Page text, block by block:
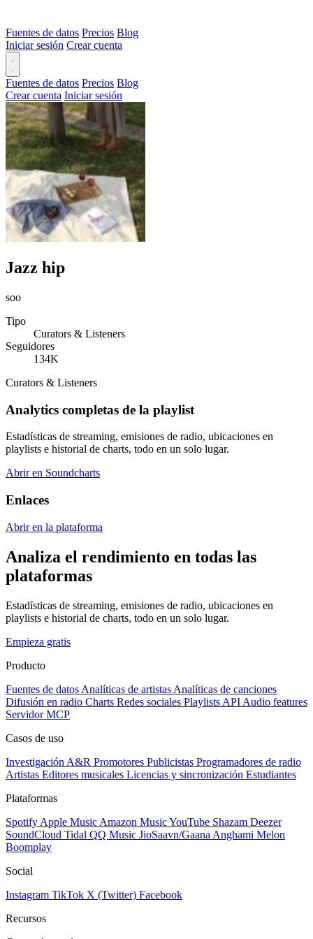
Fuentes de datos Precios Blog
Iniciar sesión Crear cuenta
Fuentes de datos Precios Blog
Crear cuenta Iniciar sesión
Jazz hip
soo
Tipo
Curators & Listeners
Seguidores
134K
Curators & Listeners
Analytics completas de la playlist
Estadísticas de streaming, emisiones de radio, ubicaciones en
playlists e historial de charts, todo en un solo lugar.
Abrir en Soundcharts
Enlaces
Abrir en la plataforma
Analiza el rendimiento en todas las
plataformas
Estadísticas de streaming, emisiones de radio, ubicaciones en
playlists e historial de charts, todo en un solo lugar.
Empieza gratis
Producto
Fuentes de datos Analíticas de artistas Analíticas de canciones
Difusión en radio Charts Redes sociales Playlists API Audio features
Servidor MCP
Casos de uso
Investigación A&R Promotores Publicistas Programadores de radio
Artistas Editores musicales Licencias y sincronización Estudiantes
Plataformas
Spotify Apple Music Amazon MusicYouTube Shazam Deezer
SoundCloud Tidal QQ Music JioSaavn/Gaana Anghami Melon
Boomplay
Social
Instagram TikTok X (Twitter) Facebook
Recursos